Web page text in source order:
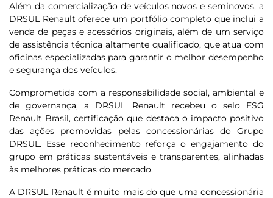
Além da comercialização de veículos novos e seminovos, a
DRSUL Renault oferece um portfólio completo que inclui a
venda de peças e acessórios originais, além de um serviço
de assistência técnica altamente qualificado, que atua com
oficinas especializadas para garantir o melhor desempenho
e segurança dos veículos.
Comprometida com a responsabilidade social, ambiental e
de governança, a DRSUL Renault recebeu o selo ESG
Renault Brasil, certificação que destaca o impacto positivo
das ações promovidas pelas concessionárias do Grupo
DRSUL. Esse reconhecimento reforça o engajamento do
grupo em práticas sustentáveis e transparentes, alinhadas
às melhores práticas do mercado.
A DRSUL Renault é muito mais do que uma concessionária